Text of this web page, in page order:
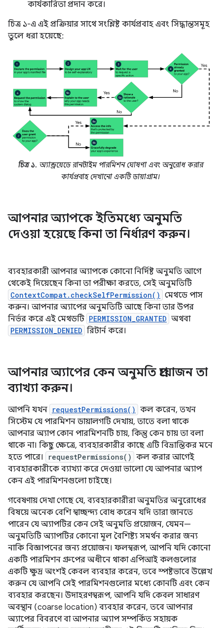
কার্যকারিতা প্রদান করে।
চিত্র ১-এ এই প্রক্রিয়ার সাথে সংশ্লিষ্ট কার্যপ্রবাহ এবং সিদ্ধান্তসমূহ
তুলে ধরা হয়েছে:
চিত্র ১. অ্যান্ড্রয়েডে রানটাইম পারমিশন ঘোষণা এবং অনুরোধ করার
কার্যপ্রবাহ দেখানো একটি ডায়াগ্রাম।
আপনার অ্যাপকে ইতিমধ্যে অনুমতি
দেওয়া হয়েছে কিনা তা নির্ধারণ করুন।
ব্যবহারকারী আপনার অ্যাপকে কোনো নির্দিষ্ট অনুমতি আগে
থেকেই দিয়েছেন কিনা তা পরীক্ষা করতে, সেই অনুমতিটি
ContextCompat.checkSelfPermission() মেথডে পাস
করুন। আপনার অ্যাপের অনুমতিটি আছে কিনা তার উপর
নির্ভর করে এই মেথডটি PERMISSION_GRANTED অথবা
PERMISSION_DENIED রিটার্ন করে।
আপনার অ্যাপের কেন অনুমতি প্রয়োজন তা
ব্যাখ্যা করুন।
আপনি যখন requestPermissions() কল করেন, তখন
সিস্টেম যে পারমিশন ডায়ালগটি দেখায়, তাতে বলা থাকে
আপনার অ্যাপ কোন পারমিশনটি চায়, কিন্তু কেন চায় তা বলা
থাকে না। কিছু ক্ষেত্রে, ব্যবহারকারীর কাছে এটি বিভ্রান্তিকর মনে
হতে পারে।
requestPermissions() কল করার আগেই
ব্যবহারকারীকে ব্যাখ্যা করে দেওয়া ভালো যে আপনার অ্যাপ
কেন এই পারমিশনগুলো চাইছে।
গবেষণায় দেখা গেছে যে, ব্যবহারকারীরা অনুমতির অনুরোধের
বিষয়ে অনেক বেশি স্বাচ্ছন্দ্য বোধ করেন যদি তারা জানতে
পারেন যে অ্যাপটির কেন সেই অনুমতি প্রয়োজন, যেমন—
অনুমতিটি অ্যাপটির কোনো মূল বৈশিষ্ট্য সমর্থন করার জন্য
নাকি বিজ্ঞাপনের জন্য প্রয়োজন। ফলস্বরূপ, আপনি যদি কোনো
একটি পারমিশন গ্রুপের অধীনে থাকা এপিআই কলগুলোর
একটি ক্ষুদ্র অংশই কেবল ব্যবহার করেন, তবে স্পষ্টভাবে উল্লেখ
করুন যে আপনি সেই পারমিশনগুলোর মধ্যে কোনটি এবং কেন
ব্যবহার করছেন। উদাহরণস্বরূপ, আপনি যদি কেবল সাধারণ
অবস্থান (coarse location) ব্যবহার করেন, তবে আপনার
অ্যাপের বিবরণে বা আপনার অ্যাপ সম্পর্কিত সহায়ক